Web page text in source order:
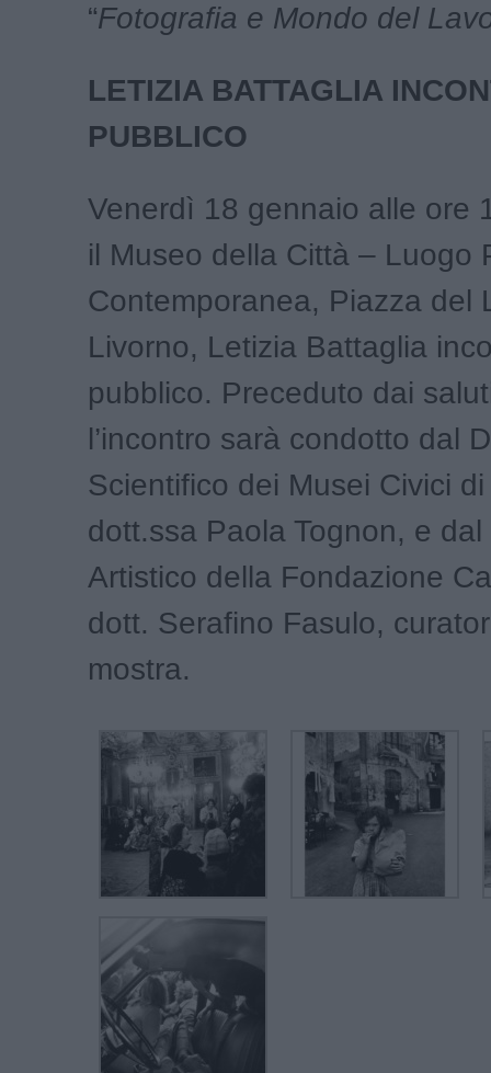
“Fotografia e Mondo del
LETIZIA BATTAGLIA
PUBBLICO
Venerdì 18 gennaio alle ore
il Museo della Città – Luogo
Contemporanea, Piazza del
Livorno, Letizia Battaglia
pubblico. Preceduto dai
l’incontro sarà condotto dal
Scientifico dei Musei Civici
dott.ssa Paola Tognon, e
Artistico della Fondazione
dott. Serafino Fasulo,
mostra.